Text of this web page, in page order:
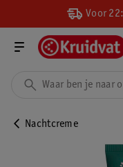
Voor
Nachtcreme